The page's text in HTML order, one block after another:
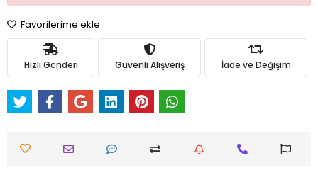
Favorilerime ekle
Hızlı Gönderi Güvenli Alışveriş İade ve Değişim